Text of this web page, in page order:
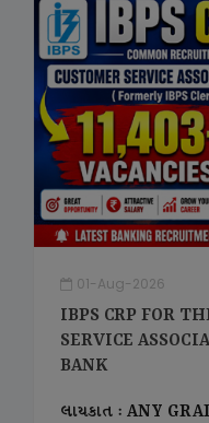
01-Aug-2026
IBPS CRP FOR
SERVICE
BANK
લાયકાત : ANY